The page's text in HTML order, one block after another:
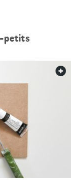
petits